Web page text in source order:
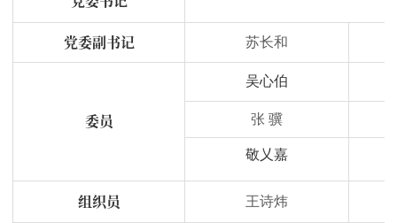
党委副书记 苏长和
委员
吴心伯
张 骥
敬乂嘉
组织员 王诗炜